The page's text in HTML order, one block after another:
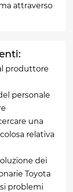
attraverso
produttore
personale
una
relativa
dei
Toyota
problemi